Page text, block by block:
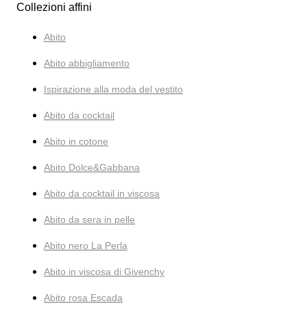
Collezioni affini
Abito
Abito abbigliamento
Ispirazione alla moda del vestito
Abito da cocktail
Abito in cotone
Abito Dolce&Gabbana
Abito da cocktail in viscosa
Abito da sera in pelle
Abito nero La Perla
Abito in viscosa di Givenchy
Abito rosa Escada